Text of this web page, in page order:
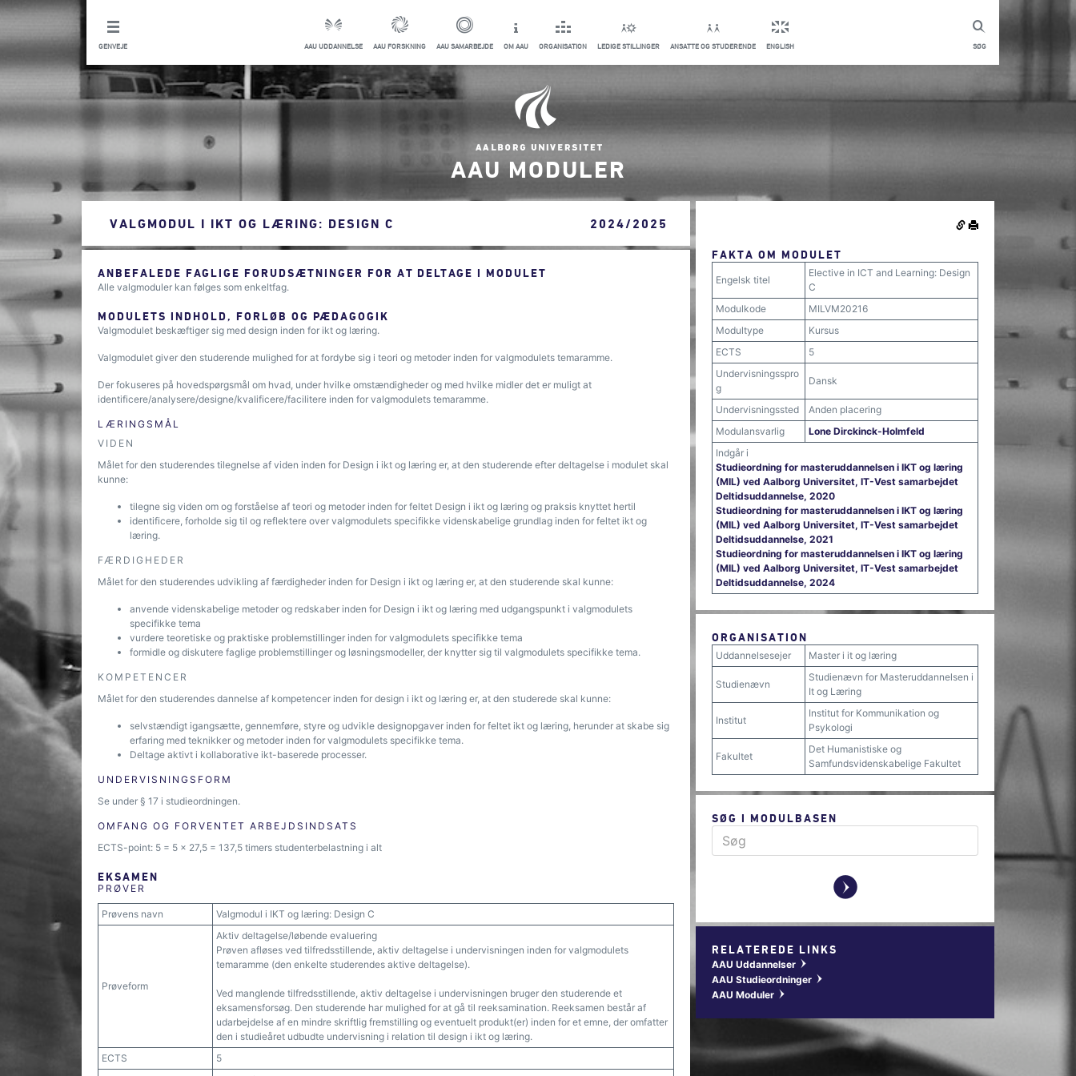
SØG
GENVEJE AAU UDDANNELSE AAU FORSKNING AAU SAMARBEJDE OM AAU ORGANISATION LEDIGE STILLINGER ANSATTE OG STUDERENDE ENGLISH
AAU MODULER
VALGMODUL I IKT OG LÆRING: DESIGN C 2024/2025
ANBEFALEDE FAGLIGE FORUDSÆTNINGER FOR AT DELTAGE I MODULET
Alle valgmoduler kan følges som enkeltfag.
MODULETS INDHOLD, FORLØB OG PÆDAGOGIK
Valgmodulet beskæftiger sig med design inden for ikt og læring.
Valgmodulet giver den studerende mulighed for at fordybe sig i teori og metoder inden for valgmodulets temaramme.
Der fokuseres på hovedspørgsmål om hvad, under hvilke omstændigheder og med hvilke midler det er muligt at
identificere/analysere/designe/kvalificere/facilitere inden for valgmodulets temaramme.
LÆRINGSMÅL
VIDEN
Målet for den studerendes tilegnelse af viden inden for Design i ikt og læring er, at den studerende efter deltagelse i modulet skal
kunne:
tilegne sig viden om og forståelse af teori og metoder inden for feltet Design i ikt og læring og praksis knyttet hertil
identificere, forholde sig til og reflektere over valgmodulets specifikke videnskabelige grundlag inden for feltet ikt og
læring.
FÆRDIGHEDER
Målet for den studerendes udvikling af færdigheder inden for Design i ikt og læring er, at den studerende skal kunne:
anvende videnskabelige metoder og redskaber inden for Design i ikt og læring med udgangspunkt i valgmodulets
specifikke tema
vurdere teoretiske og praktiske problemstillinger inden for valgmodulets specifikke tema
formidle og diskutere faglige problemstillinger og løsningsmodeller, der knytter sig til valgmodulets specifikke tema.
KOMPETENCER
Målet for den studerendes dannelse af kompetencer inden for design i ikt og læring er, at den studerede skal kunne:
selvstændigt igangsætte, gennemføre, styre og udvikle designopgaver inden for feltet ikt og læring, herunder at skabe sig
erfaring med teknikker og metoder inden for valgmodulets specifikke tema.
Deltage aktivt i kollaborative ikt-baserede processer.
UNDERVISNINGSFORM
Se under § 17 i studieordningen.
OMFANG OG FORVENTET ARBEJDSINDSATS
ECTS-point: 5 = 5 x 27,5 = 137,5 timers studenterbelastning i alt
EKSAMEN
PRØVER
Prøvens navn Valgmodul i IKT og læring: Design C
Prøveform
Aktiv deltagelse/løbende evaluering
Prøven afløses ved tilfredsstillende, aktiv deltagelse i undervisningen inden for valgmodulets
temaramme (den enkelte studerendes aktive deltagelse).
Ved manglende tilfredsstillende, aktiv deltagelse i undervisningen bruger den studerende et
eksamensforsøg. Den studerende har mulighed for at gå til reeksamination. Reeksamen består af
udarbejdelse af en mindre skriftlig fremstilling og eventuelt produkt(er) inden for et emne, der omfatter
den i studieåret udbudte undervisning i relation til design i ikt og læring.
ECTS
5
FAKTA OM MODULET
Engelsk titel
Elective in ICT and Learning: Design
C
Modulkode
MILVM20216
Modultype
Kursus
ECTS
5
Undervisningsspro
g
Dansk
Undervisningssted
Anden placering
Modulansvarlig
Lone Dirckinck-Holmfeld
Indgår i
Studieordning for masteruddannelsen i IKT og læring
(MIL) ved Aalborg Universitet, IT-Vest samarbejdet
Deltidsuddannelse, 2020
Studieordning for masteruddannelsen i IKT og læring
(MIL) ved Aalborg Universitet, IT-Vest samarbejdet
Deltidsuddannelse, 2021
Studieordning for masteruddannelsen i IKT og læring
(MIL) ved Aalborg Universitet, IT-Vest samarbejdet
Deltidsuddannelse, 2024
ORGANISATION
Uddannelsesejer Master i it og læring
Studienævn
Studienævn for Masteruddannelsen i
It og Læring
Institut
Institut for Kommunikation og
Psykologi
Fakultet
Det Humanistiske og
Samfundsvidenskabelige Fakultet
SØG I MODULBASEN
y
RELATEREDE LINKS
AAU Uddannelser w
AAU Studieordninger w
AAU Moduler w